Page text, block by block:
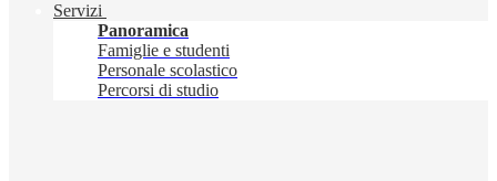
Servizi
Panoramica
Famiglie e studenti
Personale scolastico
Percorsi di studio